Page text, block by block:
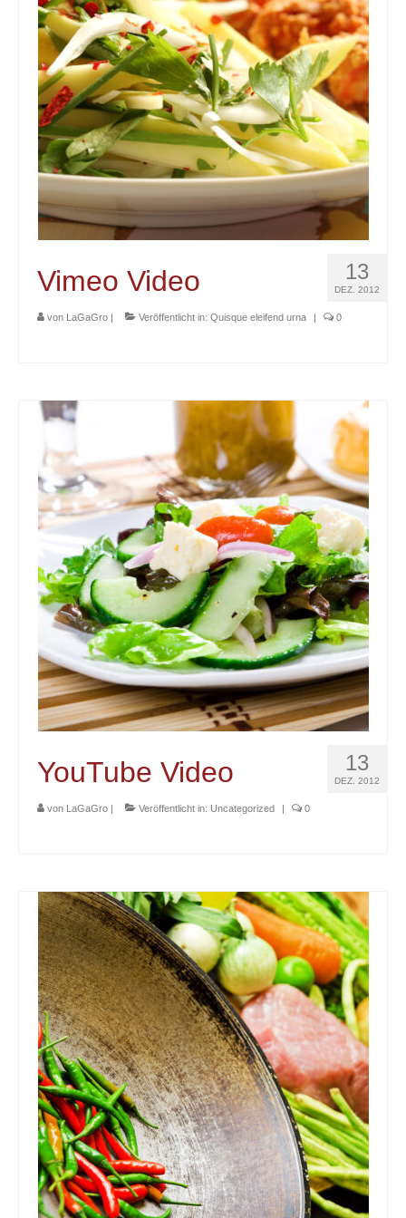
Kontakt
13
DEZ. 2012
Vimeo Video
von LaGaGro | Veröffentlicht in: Quisque eleifend urna | 0
13
DEZ. 2012
YouTube Video
von LaGaGro | Veröffentlicht in: Uncategorized | 0